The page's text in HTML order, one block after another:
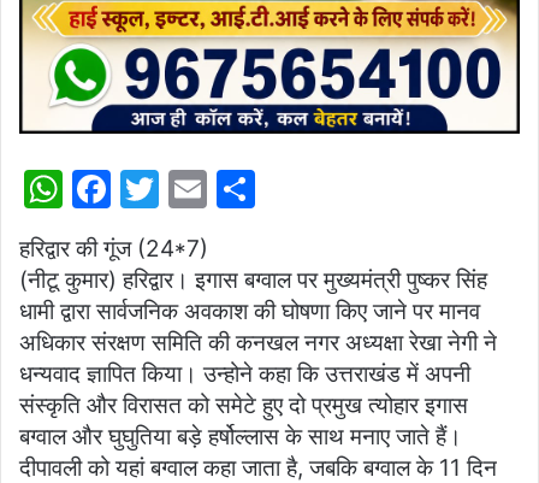
W
at
s
A
p
p
F
a
c
e
b
o
o
k
T
itt
er
E
ai
l
ar
e
हरिद्वार की गूंज (24*7)
(नीटू कुमार) हरिद्वार। इगास बग्वाल पर मुख्यमंत्री पुष्कर सिंह
धामी द्वारा सार्वजनिक अवकाश की घोषणा किए जाने पर मानव
अधिकार संरक्षण समिति की कनखल नगर अध्यक्षा रेखा नेगी ने
धन्यवाद ज्ञापित किया। उन्होने कहा कि उत्तराखंड में अपनी
संस्कृति और विरासत को समेटे हुए दो प्रमुख त्योहार इगास
बग्वाल और घुघुतिया बड़े हर्षोल्लास के साथ मनाए जाते हैं।
दीपावली को यहां बग्वाल कहा जाता है, जबकि बग्वाल के 11 दिन